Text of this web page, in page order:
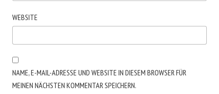
WEBSITE
NAME, E-MAIL-ADRESSE UND WEBSITE IN DIESEM BROWSER FÜR
MEINEN NÄCHSTEN KOMMENTAR SPEICHERN.